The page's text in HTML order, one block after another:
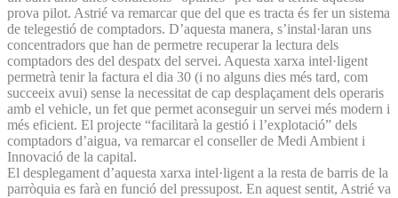
prova pilot. Astrié va remarcar que del que es tracta és fer un sistema
de telegestió de comptadors. D’aquesta manera, s’instal·laran uns
concentradors que han de permetre recuperar la lectura dels
comptadors des del despatx del servei. Aquesta xarxa intel·ligent
permetrà tenir la factura el dia 30 (i no alguns dies més tard, com
succeeix avui) sense la necessitat de cap desplaçament dels operaris
amb el vehicle, un fet que permet aconseguir un servei més modern i
més eficient. El projecte “facilitarà la gestió i l’explotació” dels
comptadors d’aigua, va remarcar el conseller de Medi Ambient i
Innovació de la capital.
El desplegament d’aquesta xarxa intel·ligent a la resta de barris de la
parròquia es farà en funció del pressupost. En aquest sentit, Astrié va